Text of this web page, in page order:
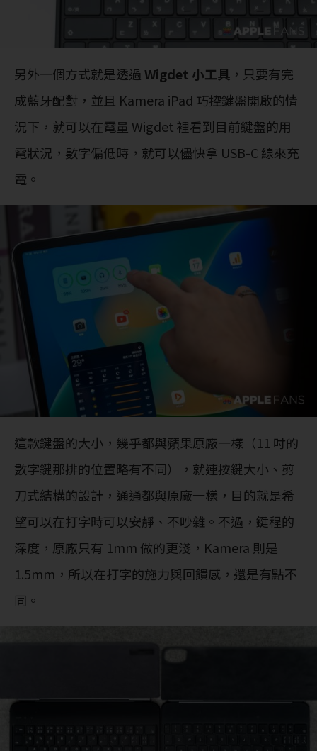
另外一個方式就是透過 Wigdet 小工具 ，只要有完
成藍牙配對，並且 Kamera iPad 巧控鍵盤開啟的情
況下，就可以在電量 Wigdet 裡看到目前鍵盤的用
電狀況，數字偏低時，就可以儘快拿 USB-C 線來充
電。
這款鍵盤的大小，幾乎都與蘋果原廠一樣（11 吋的
數字鍵那排的位置略有不同），就連按鍵大小、剪
刀式結構的設計，通通都與原廠一樣，目的就是希
望可以在打字時可以安靜、不吵雜。不過，鍵程的
深度，原廠只有 1mm 做的更淺，Kamera 則是
1.5mm，所以在打字的施力與回饋感，還是有點不
同。